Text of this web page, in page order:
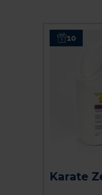
10
Karate